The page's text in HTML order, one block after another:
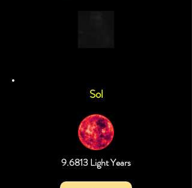
Sol
9.6813 Light Years